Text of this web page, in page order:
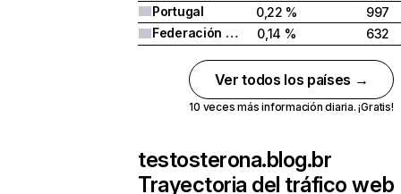
Portugal
0,22 %
997
Federación Rusa
0,14 % 632
Ver todos los países →
10 veces más información diaria. ¡Gratis!
testosterona.blog.br
Trayectoria del tráfico web